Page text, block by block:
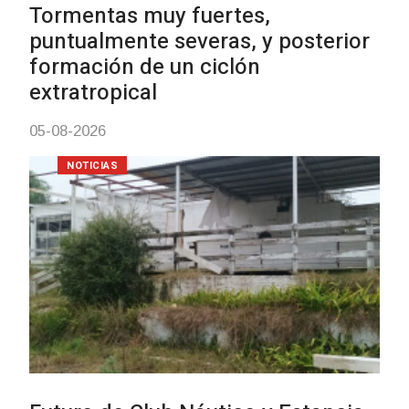
Clases de Muai Thai en Complejo
Charrúa
03-08-2026
Turismo accesible para personas